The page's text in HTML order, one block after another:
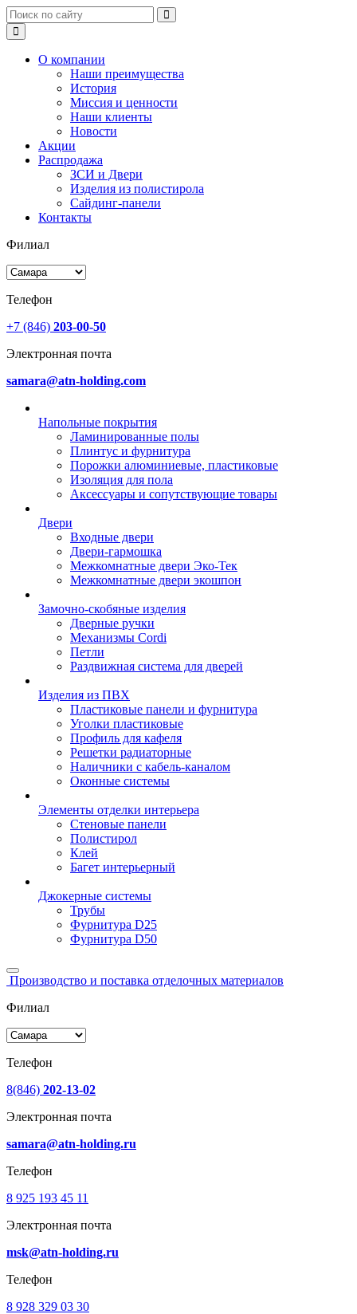
О компании
Наши преимущества
История
Миссия и ценности
Наши клиенты
Новости
Акции
Распродажа
ЗСИ и Двери
Изделия из полистирола
Сайдинг-панели
Контакты
Филиал
Телефон
+7 (846) 203-00-50
Электронная почта
samara@atn-holding.com
Напольные покрытия
Ламинированные полы
Плинтус и фурнитура
Порожки алюминиевые, пластиковые
Изоляция для пола
Аксессуары и сопутствующие товары
Двери
Входные двери
Двери-гармошка
Межкомнатные двери Эко-Тек
Межкомнатные двери экошпон
Замочно-скобяные изделия
Дверные ручки
Механизмы Cordi
Петли
Раздвижная система для дверей
Изделия из ПВХ
Пластиковые панели и фурнитура
Уголки пластиковые
Профиль для кафеля
Решетки радиаторные
Наличники с кабель-каналом
Оконные системы
Элементы отделки интерьера
Стеновые панели
Полистирол
Клей
Багет интерьерный
Джокерные системы
Трубы
Фурнитура D25
Фурнитура D50
Производство и поставка отделочных материалов
Филиал
Телефон
8(846) 202-13-02
Электронная почта
samara@atn-holding.ru
Телефон
8 925 193 45 11
Электронная почта
msk@atn-holding.ru
Телефон
8 928 329 03 30